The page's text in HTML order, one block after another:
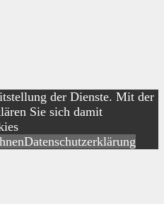
der Dienste. Mit der
Sie sich damit
Datenschutzerklärung